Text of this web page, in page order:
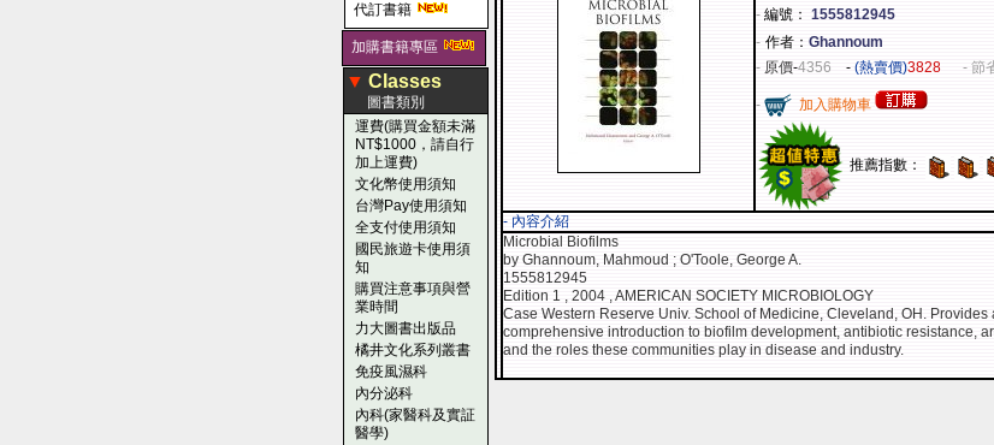
代訂書籍
加購書籍專區
▼ Classes
圖書類別
運費(購買金額未滿
NT$1000，請自行
加上運費)
文化幣使用須知
台灣Pay使用須知
全支付使用須知
國民旅遊卡使用須
知
購買注意事項與營
業時間
力大圖書出版品
橘井文化系列叢書
免疫風濕科
內分泌科
內科(家醫科及實証
醫學)
- 編號： 1555812945
- 作者： Ghannoum
- 原價-4356 - (熱賣價)3828 - 節
- 加入購物車
推薦指數：
- 內容介紹
Microbial Biofilms
by Ghannoum, Mahmoud ; O'Toole, George A.
1555812945
Edition 1 , 2004 , AMERICAN SOCIETY MICROBIOLOGY
Case Western Reserve Univ. School of Medicine, Cleveland, OH. Provides
comprehensive introduction to biofilm development, antibiotic resistance,
and the roles these communities play in disease and industry.